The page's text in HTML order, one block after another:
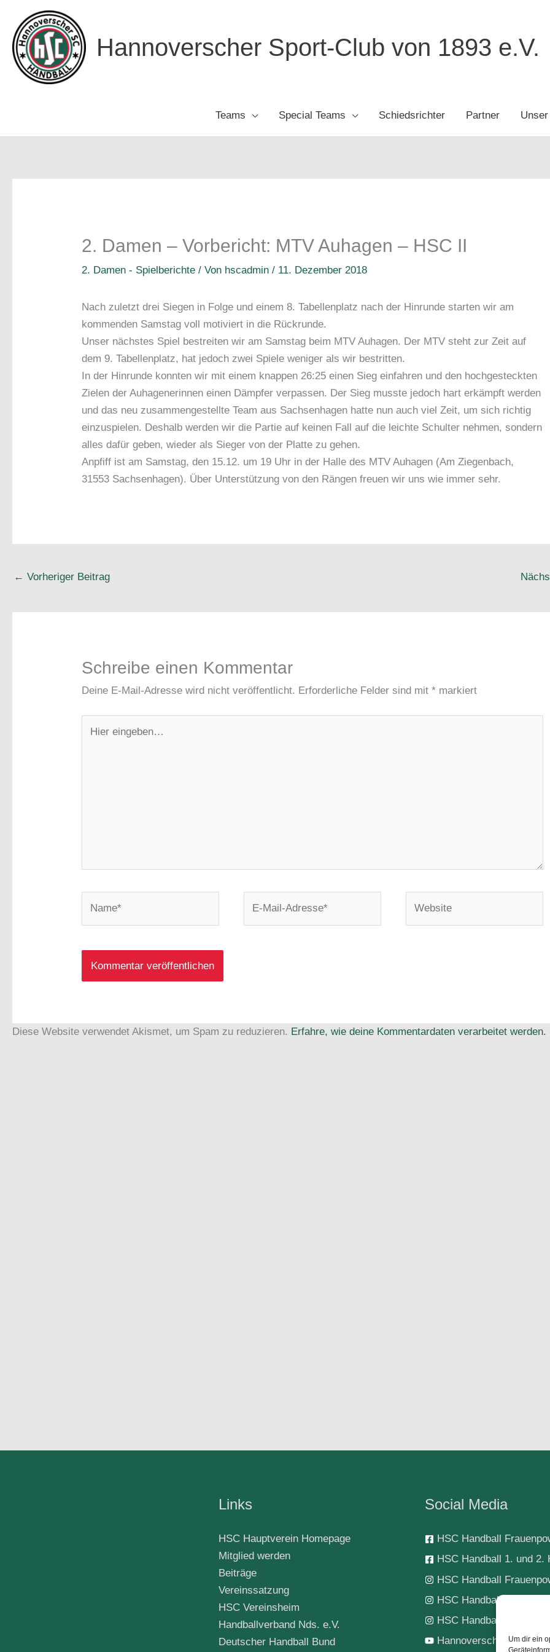
Um dir ein
Inhalt
springen
Hannoverscher Sport-Club von 1893 e.V.
Teams Special Teams Schiedsrichter Partner
2. Damen – Vorbericht: MTV Auhagen – HSC II
2. Damen - Spielberichte / Von hscadmin/ 11. Dezember 2018
Nach zuletzt drei Siegen in Folge und einem 8. Tabellenplatz nach der Hinrunde starten wir am
kommenden Samstag voll motiviert in die Rückrunde.
Unser nächstes Spiel bestreiten wir am Samstag beim MTV Auhagen. Der MTV steht zur Zeit auf
dem 9. Tabellenplatz, hat jedoch zwei Spiele weniger als wir bestritten.
In der Hinrunde konnten wir mit einem knappen 26:25 einen Sieg einfahren und den hochgesteckten
Zielen der Auhagenerinnen einen Dämpfer verpassen. Der Sieg musste jedoch hart erkämpft werden
und das neu zusammengestellte Team aus Sachsenhagen hatte nun auch viel Zeit, um sich richtig
einzuspielen. Deshalb werden wir die Partie auf keinen Fall auf die leichte Schulter nehmen, sondern
alles dafür geben, wieder als Sieger von der Platte zu gehen.
Anpfiff ist am Samstag, den 15.12. um 19 Uhr in der Halle des MTV Auhagen (Am Ziegenbach,
31553 Sachsenhagen). Über Unterstützung von den Rängen freuen wir uns wie immer sehr.
← Vorheriger Beitrag
Schreibe einen Kommentar
Deine E-Mail-Adresse wird nicht veröffentlicht. Erforderliche Felder sind mit* markiert
eingeben…
Diese Website verwendet Akismet, um Spam zu reduzieren. Erfahre, wie deine Kommentardaten verarbeitet werden.
Links
HSC Hauptverein Homepage
Mitglied werden
Beiträge
Vereinssatzung
HSC Vereinsheim
Handballverband Nds. e.V.
Deutscher Handball Bund
Social Media
HSC Handball
HSC Handball 1. und 2.
HSC Handball
HSC Handball 1. Herren
HSC Handball-Jugend
Hannoverscher SC